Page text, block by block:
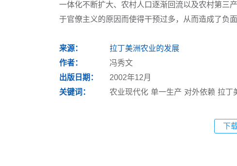
一体化不断扩大、农村人口逐渐回流以及农村第三
于官僚主义的原因而使得干预过多，从而造成了负
来源：
拉丁美洲农业的发展
作者：
冯秀文
出版日期：
2002年12月
关键词：
农业现代化 单一生产 对外依赖 拉丁
下